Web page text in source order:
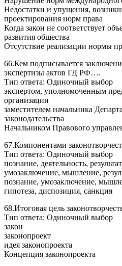
Недостатки и упущения,
проектирования норм права
Когда закон не соответствует
развития общества
Отсутствие реализации нормы
66.Кем подписывается
экспертизы актов ГД РФ….
Тип ответа: Одиночный выбор
экспертом, уполномоченным
организации
заместителем начальника
законодательства
Начальником Правового
67.Компонентами
Тип ответа: Одиночный выбор
познание, деятельность, результат
умозаключение, мышление,
познание, умозаключение,
гипотеза, диспозиция, санкция
68.Итоговая цель
Тип ответа: Одиночный выбор
закон
законопроект
идея законопроекта
Концепция законопроекта